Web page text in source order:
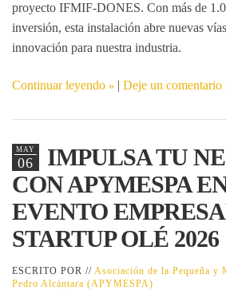
proyecto IFMIF-DONES. Con más de
inversión, esta instalación abre nuevas
innovación para nuestra industria.
Continuar leyendo | Deje un comentario
MAY
06
IMPULSA TU
CON APYMESPA
EVENTO
STARTUP OLÉ 2026
ESCRITO POR // Asociación de la Pequeña y
Pedro Alcántara (APYMESPA)